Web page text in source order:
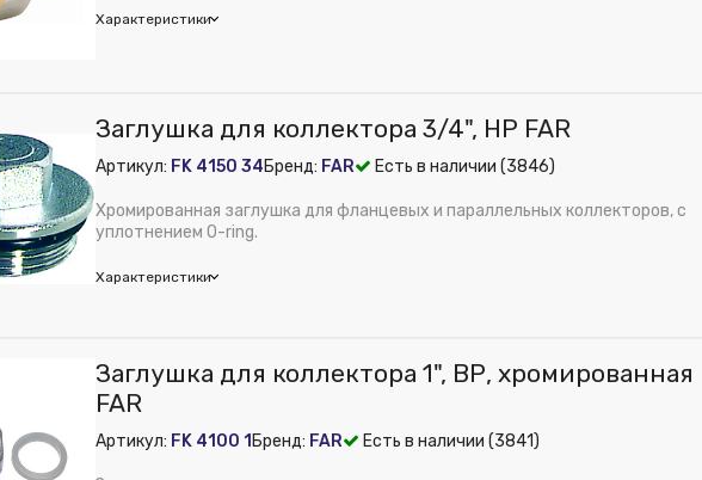
40
Характеристики
18
из публикации на веб-витрине mag1c:Нет
44
18
Заглушка для коллектора 3/4", НР FAR
Артикул: FK 4150 34Бренд: FAR Есть в наличии (3846)
Хромированная заглушка для фланцевых и параллельных коллекторов, с
уплотнением O-ring.
Характеристики
давление, бар:
из публикации на веб-витрине mag1c:Нет
Заглушка для коллектора 1", ВР, хромированная
FAR
Артикул: FK 4100 1 Бренд: FAR Есть в наличии (3841)